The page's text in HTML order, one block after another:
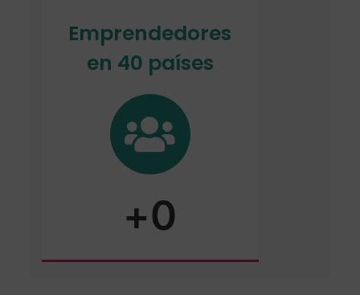
Emprendedores
en 40 países
+0